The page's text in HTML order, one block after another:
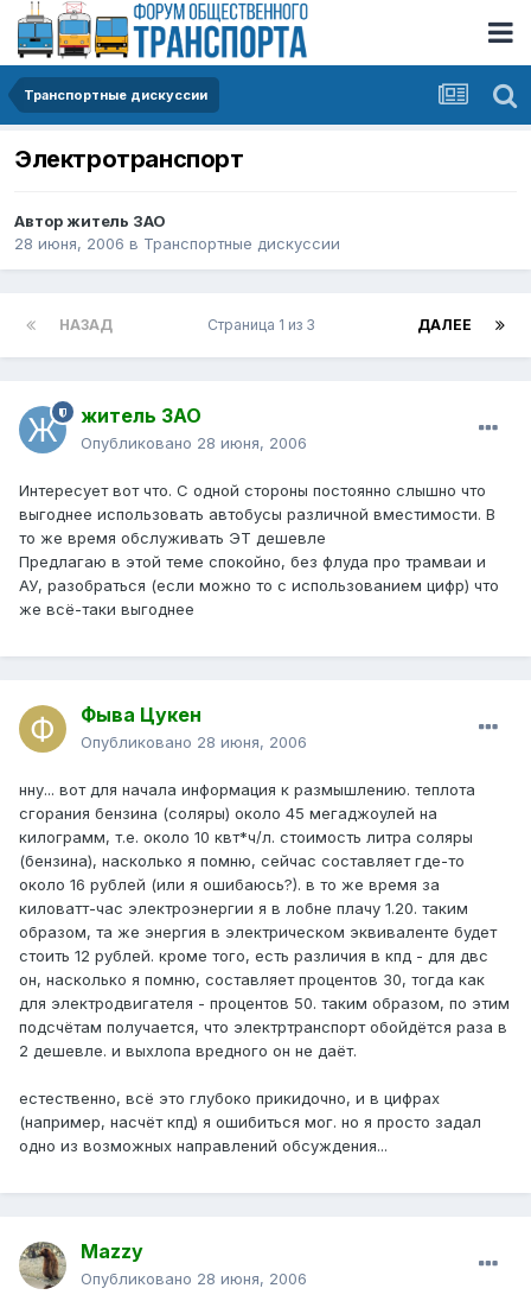
Транспортные дискуссии
Электротранспорт
Автор житель ЗАО
28 июня, 2006 в Транспортные дискуссии
НАЗАД ДАЛЕЕ
Страница 1 из 3
житель ЗАО
Опубликовано 28 июня, 2006
Интересует вот что. С одной стороны постоянно слышно что
выгоднее использовать автобусы различной вместимости. В
то же время обслуживать ЭТ дешевле
Предлагаю в этой теме спокойно, без флуда про трамваи и
АУ, разобраться (если можно то с использованием цифр) что
же всё-таки выгоднее
Фыва Цукен
Опубликовано 28 июня, 2006
нну... вот для начала информация к размышлению. теплота
сгорания бензина (соляры) около 45 мегаджоулей на
килограмм, т.е. около 10 квт*ч/л. стоимость литра соляры
(бензина), насколько я помню, сейчас составляет где-то
около 16 рублей (или я ошибаюсь?). в то же время за
киловатт-час электроэнергии я в лобне плачу 1.20. таким
образом, та же энергия в электрическом эквиваленте будет
стоить 12 рублей. кроме того, есть различия в кпд - для двс
он, насколько я помню, составляет процентов 30, тогда как
для электродвигателя - процентов 50. таким образом, по этим
подсчётам получается, что электртранспорт обойдётся раза в
2 дешевле. и выхлопа вредного он не даёт.
естественно, всё это глубоко прикидочно, и в цифрах
(например, насчёт кпд) я ошибиться мог. но я просто задал
одно из возможных направлений обсуждения...
Mazzy
Опубликовано 28 июня, 2006